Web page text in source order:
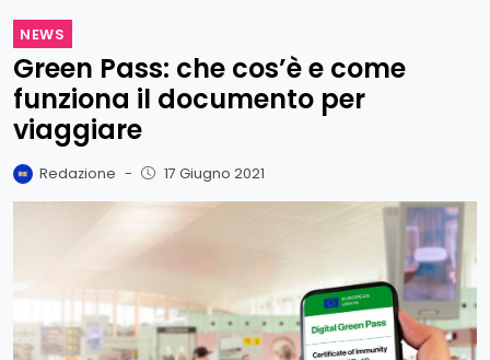
NEWS
Green Pass: che cos’è e come
funziona il documento per
viaggiare
Redazione - 17 Giugno 2021